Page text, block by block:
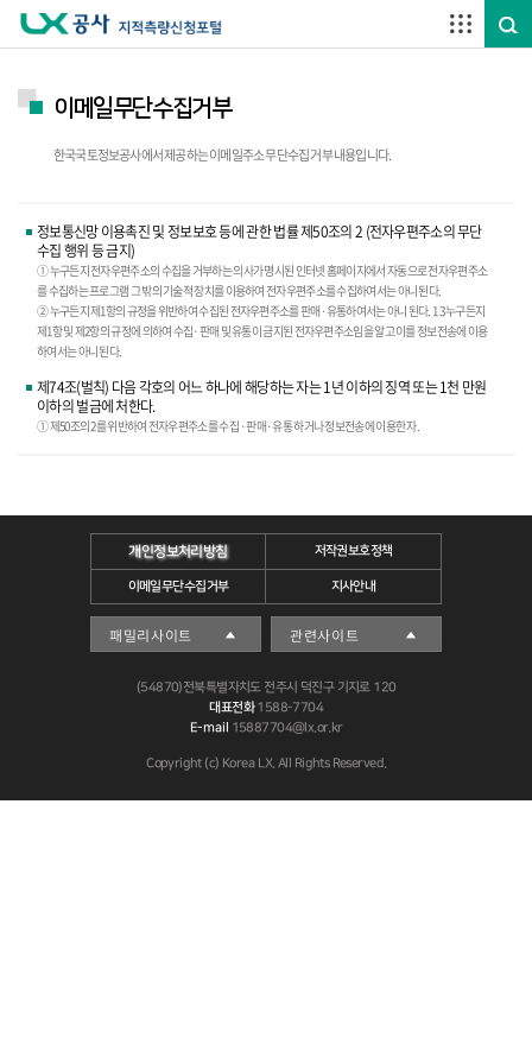
이메일무단수집거부
한국국토정보공사에서 제공하는 이메일주소 무단수집 거부 내용입니다.
정보통신망 이용촉진 및 정보보호 등에 관한 법률 제50조의 2 (전자우편주소의 무단
수집 행위 등 금지)
① 누구든지 전자우편주소의 수집을 거부하는 의사가 명시된 인터넷 홈페이지에서 자동으로 전자우편주소
를 수집하는 프로그램 그 밖의 기술적 장치를 이용하여 전자우편주소를 수집하여서는 아니 된다.
② 누구든지 제1항의 규정을 위반하여 수집된 전자우편주소를 판매·유통하여서는 아니 된다. 1 3 누구든지
제1항 및 제2항의 규정에 의하여 수집·판매 및 유통이 금지된 전자우편주소임을 알고 이를 정보전송에 이용
하여서는 아니 된다.
제74조(벌칙) 다음 각호의 어느 하나에 해당하는 자는 1년 이하의 징역 또는 1천 만원
이하의 벌금에 처한다.
① 제50조의 2를 위반하여 전자우편주소를 수집 ·판매·유통 하거나 정보전송에 이용한 자.
개인정보처리방침 저작권보호정책
이메일무단수집거부 지사안내
(54870)전북특별자치도 전주시 덕진구 기지로 120
대표전화1588-7704
E-mail 15887704@lx.or.kr
Copyright (c) Korea LX. All Rights Reserved.